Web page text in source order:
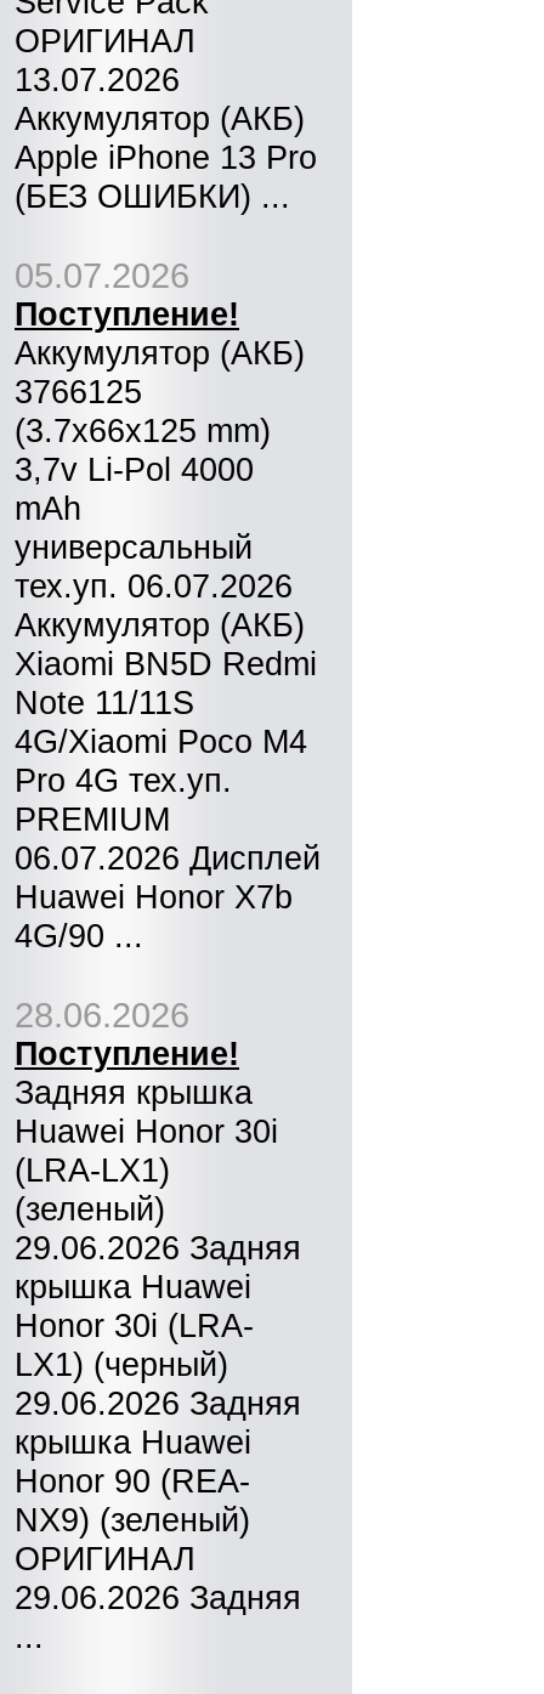
ОРИГИНАЛ
13.07.2026
Аккумулятор (АКБ)
Apple iPhone 13 Pro
(БЕЗ ОШИБКИ) ...
05.07.2026
Поступление!
Аккумулятор (АКБ)
3766125
(3.7x66x125 mm)
3,7v Li-Pol 4000
mAh
универсальный
тех.уп. 06.07.2026
Аккумулятор (АКБ)
Xiaomi BN5D Redmi
Note 11/11S
4G/Xiaomi Poco M4
Pro 4G тех.уп.
PREMIUM
06.07.2026 Дисплей
Huawei Honor X7b
4G/90 ...
28.06.2026
Поступление!
Задняя крышка
Huawei Honor 30i
(LRA-LX1)
(зеленый)
29.06.2026 Задняя
крышка Huawei
Honor 30i (LRA-
LX1) (черный)
29.06.2026 Задняя
крышка Huawei
Honor 90 (REA-
NX9) (зеленый)
ОРИГИНАЛ
29.06.2026 Задняя
...